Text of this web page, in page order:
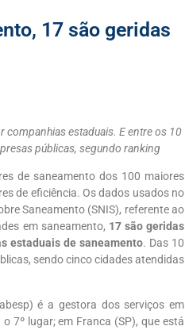
17 são geridas
companhias estaduais. E entre os 10
públicas, segundo ranking
de saneamento dos 100 maiores
de eficiência. Os dados usados no
Saneamento (SNIS), referente ao
em saneamento, 17 são geridas
estaduais de saneamento. Das 10
sendo cinco cidades atendidas
é a gestora dos serviços em
7º lugar; em Franca (SP), que está